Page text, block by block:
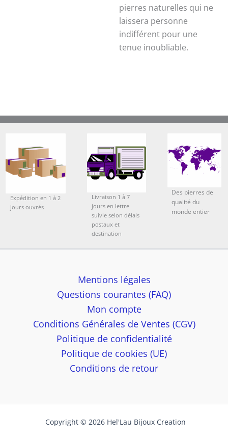
pierres naturelles qui ne
laissera personne
indifférent pour une
tenue inoubliable.
Expédition en 1 à 2
jours ouvrés
Livraison 1 à 7
jours en lettre
suivie selon délais
postaux et
destination
Des pierres de
qualité du
monde entier
Mentions légales
Questions courantes (FAQ)
Mon compte
Conditions Générales de Ventes (CGV)
Politique de confidentialité
Politique de cookies (UE)
Conditions de retour
Copyright © 2026 Hel'Lau Bijoux Creation